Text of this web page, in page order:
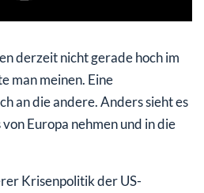
derzeit nicht gerade hoch im
man meinen. Eine
an die andere. Anders sieht es
Europa nehmen und in die
Krisenpolitik der US-